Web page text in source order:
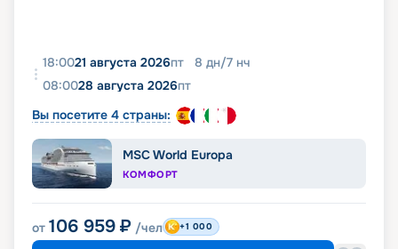
18:0021 августа 2026пт 8 дн/7 нч
08:0028 августа 2026пт
Вы посетите 4 страны:
MSC World Europa
КОМФОРТ
от 106 959 ₽ /чел +1 000